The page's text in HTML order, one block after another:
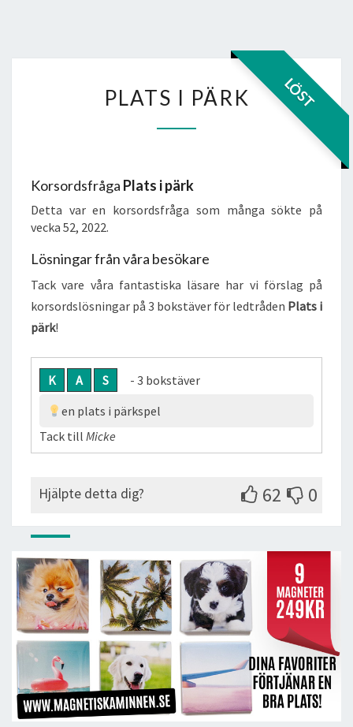
LÖST
PLATS I PÄRK
Korsordsfråga Plats i pärk
Detta var en korsordsfråga som många sökte på
vecka 52, 2022.
Lösningar från våra besökare
Tack vare våra fantastiska läsare har vi förslag på
korsordslösningar på 3 bokstäver för ledtråden Plats i
pärk!
K A S
- 3 bokstäver
en plats i pärkspel
Tack till Micke
Hjälpte detta dig? 62 0